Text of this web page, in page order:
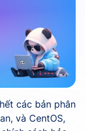
các bản phân
và CentOS,